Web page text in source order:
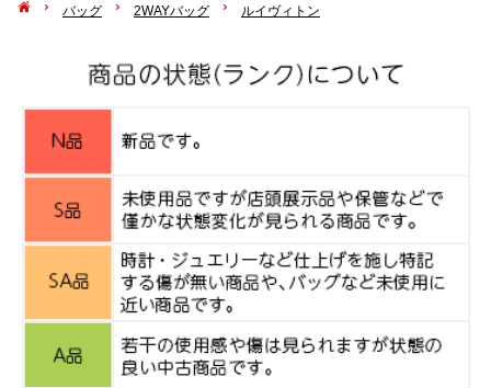
バッグ 2WAYバッグ ルイヴィトン